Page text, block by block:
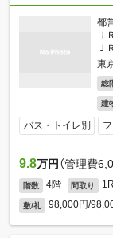
都
Ｊ
Ｊ
東
総
建
バス・トイレ別
9.8万円 （管理費
階数 4階 間取り 1R
敷/礼 98,000円/